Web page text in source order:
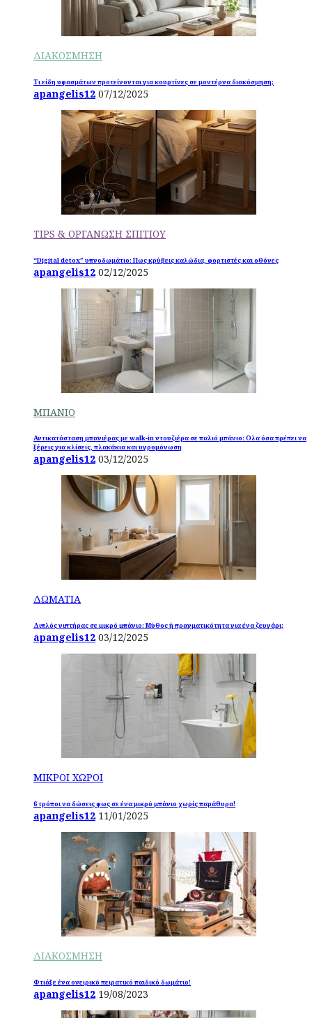
ΔΙΑΚΟΣΜΗΣΗ
Τι είδη υφασμάτων προτείνονται για κουρτίνες σε μοντέρνα διακόσμηση;
apangelis12 07/12/2025
TIPS & ΟΡΓΑΝΩΣΗ ΣΠΙΤΙΟΥ
“Digital detox” υπνοδωμάτιο: Πως κρύβεις καλώδια, φορτιστές και οθόνες
apangelis12 02/12/2025
ΜΠΑΝΙΟ
Αντικατάσταση μπανιέρας με walk-in ντουζιέρα σε παλιό μπάνιο: Ολα όσα πρέπει να
ξέρεις για κλίσεις, πλακάκια και υγρομόνωση
apangelis12 03/12/2025
ΔΩΜΑΤΙΑ
Διπλός νιπτήρας σε μικρό μπάνιο: Μύθος ή πραγματικότητα για ένα ζευγάρι;
apangelis12 03/12/2025
ΜΙΚΡΟΙ ΧΩΡΟΙ
6 τρόποι να δώσεις φως σε ένα μικρό μπάνιο χωρίς παράθυρα!
apangelis12 11/01/2025
ΔΙΑΚΟΣΜΗΣΗ
Φτιάξε ένα ονειρικό πειρατικό παιδικό δωμάτιο!
apangelis12 19/08/2023